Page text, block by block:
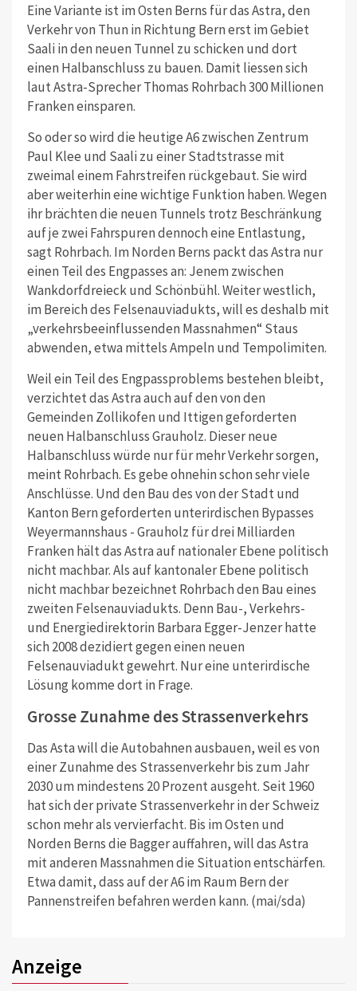
Eine Variante ist im Osten Berns für das Astra, den
Verkehr von Thun in Richtung Bern erst im Gebiet
Saali in den neuen Tunnel zu schicken und dort
einen Halbanschluss zu bauen. Damit liessen sich
laut Astra-Sprecher Thomas Rohrbach 300 Millionen
Franken einsparen.
So oder so wird die heutige A6 zwischen Zentrum
Paul Klee und Saali zu einer Stadtstrasse mit
zweimal einem Fahrstreifen rückgebaut. Sie wird
aber weiterhin eine wichtige Funktion haben. Wegen
ihr brächten die neuen Tunnels trotz Beschränkung
auf je zwei Fahrspuren dennoch eine Entlastung,
sagt Rohrbach. Im Norden Berns packt das Astra nur
einen Teil des Engpasses an: Jenem zwischen
Wankdorfdreieck und Schönbühl. Weiter westlich,
im Bereich des Felsenauviadukts, will es deshalb mit
„verkehrsbeeinflussenden Massnahmen“ Staus
abwenden, etwa mittels Ampeln und Tempolimiten.
Weil ein Teil des Engpassproblems bestehen bleibt,
verzichtet das Astra auch auf den von den
Gemeinden Zollikofen und Ittigen geforderten
neuen Halbanschluss Grauholz. Dieser neue
Halbanschluss würde nur für mehr Verkehr sorgen,
meint Rohrbach. Es gebe ohnehin schon sehr viele
Anschlüsse. Und den Bau des von der Stadt und
Kanton Bern geforderten unterirdischen Bypasses
Weyermannshaus - Grauholz für drei Milliarden
Franken hält das Astra auf nationaler Ebene politisch
nicht machbar. Als auf kantonaler Ebene politisch
nicht machbar bezeichnet Rohrbach den Bau eines
zweiten Felsenauviadukts. Denn Bau-, Verkehrs-
und Energiedirektorin Barbara Egger-Jenzer hatte
sich 2008 dezidiert gegen einen neuen
Felsenauviadukt gewehrt. Nur eine unterirdische
Lösung komme dort in Frage.
Grosse Zunahme des Strassenverkehrs
Das Asta will die Autobahnen ausbauen, weil es von
einer Zunahme des Strassenverkehr bis zum Jahr
2030 um mindestens 20 Prozent ausgeht. Seit 1960
hat sich der private Strassenverkehr in der Schweiz
schon mehr als vervierfacht. Bis im Osten und
Norden Berns die Bagger auffahren, will das Astra
mit anderen Massnahmen die Situation entschärfen.
Etwa damit, dass auf der A6 im Raum Bern der
Pannenstreifen befahren werden kann. (mai/sda)
Anzeige